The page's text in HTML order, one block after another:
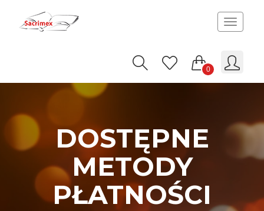
Toggle
0
DOSTĘPNE
METODY
PŁATNOŚCI